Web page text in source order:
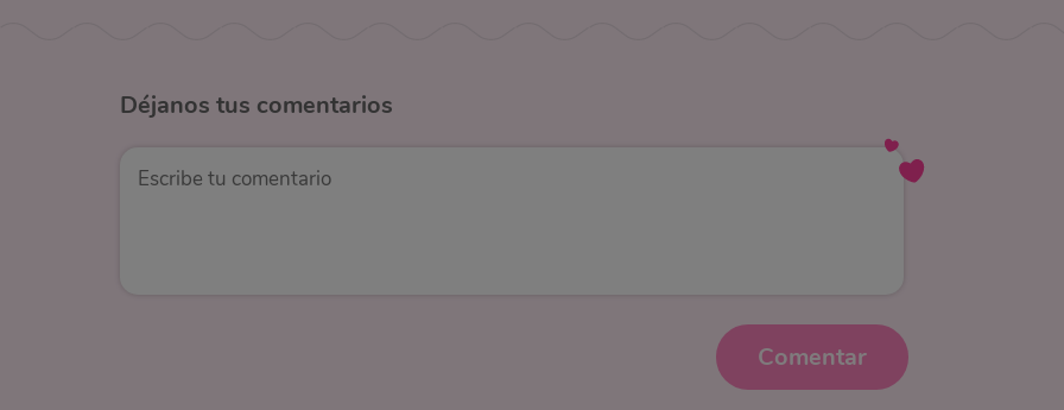
Déjanos tus comentarios
Comentar